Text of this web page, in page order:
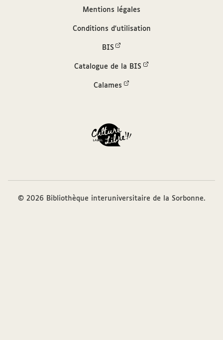
Mentions légales
Conditions d'utilisation
BIS
Catalogue de la BIS
(nouvelle fenêtre)
Calames
© 2026 Bibliothèque interuniversitaire de la Sorbonne.